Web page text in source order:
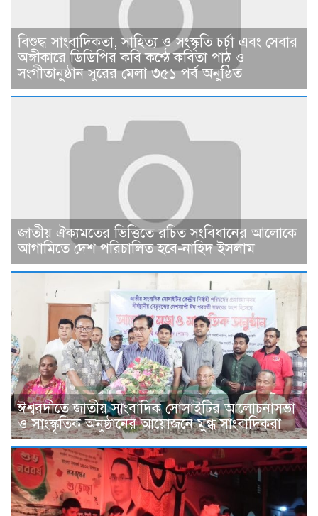
বিশুদ্ধ সাংবাদিকতা, সাহিত্য ও সংস্কৃতি চর্চা এবং সেবার
অঙ্গীকারে ডিডিপির কবি কন্ঠে কবিতা পাঠ ও
সংগীতানুষ্ঠান সুরের মেলা ৩৫১ পর্ব অনুষ্ঠিত
জাতীয় ঐক্যমতের ভিত্তিতে রচিত সংবিধানের আলোকে
আগামিতে দেশ পরিচালিত হবে-নাহিদ ইসলাম
ঈশ্বরদীতে জাতীয় সাংবাদিক সোসাইটির আলোচনাসভা
ও সাংস্কৃতিক অনুষ্ঠানের আয়োজনে মুগ্ধ সাংবাদিকরা